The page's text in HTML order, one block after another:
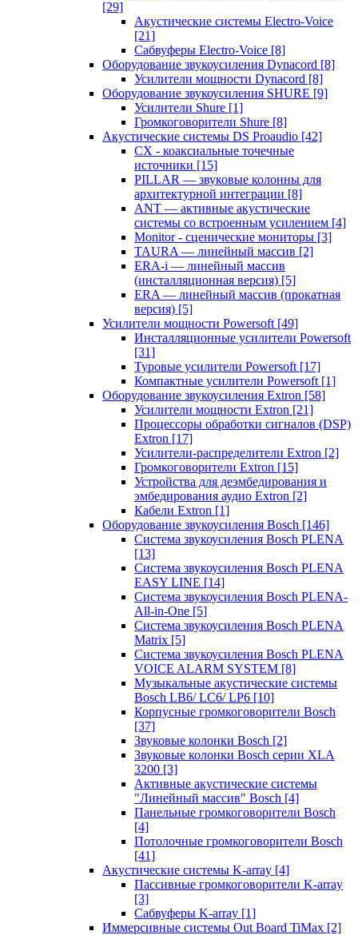
[29]
Акустические системы Electro-Voice
[21]
Сабвуферы Electro-Voice [8]
Оборудование звукоусиления Dynacord [8]
Усилители мощности Dynacord [8]
Оборудование звукоусиления SHURE [9]
Усилители Shure [1]
Громкоговорители Shure [8]
Акустические системы DS Proaudio [42]
CX - коаксиальные точечные
источники [15]
PILLAR — звуковые колонны для
архитектурной интеграции [8]
ANT — активные акустические
системы со встроенным усилением [4]
Monitor - сценические мониторы [3]
TAURA — линейный массив [2]
ERA-i — линейный массив
(инсталляционная версия) [5]
ERA — линейный массив (прокатная
версия) [5]
Усилители мощности Powersoft [49]
Инсталляционные усилители Powersoft
[31]
Туровые усилители Powersoft [17]
Компактные усилители Powersoft [1]
Оборудование звукоусиления Extron [58]
Усилители мощности Extron [21]
Процессоры обработки сигналов (DSP)
Extron [17]
Усилители-распределители Extron [2]
Громкоговорители Extron [15]
Устройства для деэмбедирования и
эмбедирования аудио Extron [2]
Кабели Extron [1]
Оборудование звукоусиления Bosch [146]
Система звукоусиления Bosch PLENA
[13]
Система звукоусиления Bosch PLENA
EASY LINE [14]
Система звукоусиления Bosch PLENA-
All-in-One [5]
Система звукоусиления Bosch PLENA
Matrix [5]
Система звукоусиления Bosch PLENA
VOICE ALARM SYSTEM [8]
Музыкальные акустические системы
Bosch LB6/ LC6/ LP6 [10]
Корпусные громкоговорители Bosch
[37]
Звуковые колонки Bosch [2]
Звуковые колонки Bosch серии XLA
3200 [3]
Активные акустические системы
"Линейный массив" Bosch [4]
Панельные громкоговорители Bosch
[4]
Потолочные громкоговорители Bosch
[41]
Акустические системы K-array [4]
Пассивные громкоговорители K-array
[3]
Сабвуферы K-array [1]
Иммерсивные системы Out Board TiMax [2]